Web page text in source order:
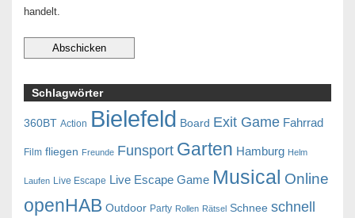
handelt.
Schlagwörter
360BT Action Bielefeld Board Exit Game Fahrrad
Film fliegen Freunde Funsport Garten Hamburg Helm
Laufen Live Escape Live Escape Game Musical Online
openHAB Outdoor Party Rollen Rätsel Schnee schnell